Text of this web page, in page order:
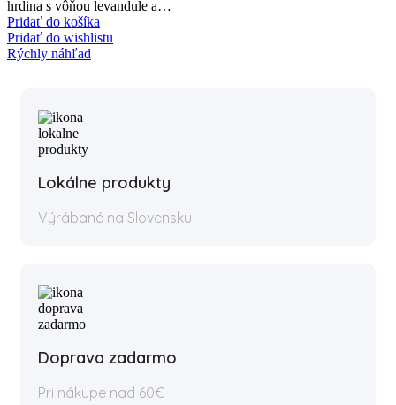
hrdina s vôňou levandule a…
Pridať do košíka
Pridať do wishlistu
Rýchly náhľad
Lokálne produkty
Výrábané na Slovensku
Doprava zadarmo
Pri nákupe nad 60€